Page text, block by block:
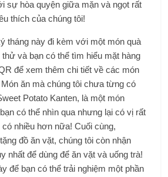
sự hòa quyện giữa mặn và ngọt rất
thích của chúng tôi!
tháng này đi kèm với một món quà
và bạn có thể tìm hiểu mặt hàng
để xem thêm chi tiết về các món
ăn mà chúng tôi chưa từng có
Potato Kanten, là một món
có thể nhìn qua nhưng lại có vị rất
nhiều hơn nữa! Cuối cùng,
đồ ăn vặt, chúng tôi còn nhận
nhất để dùng để ăn vặt và uống trà!
để bạn có thể trải nghiệm một phần